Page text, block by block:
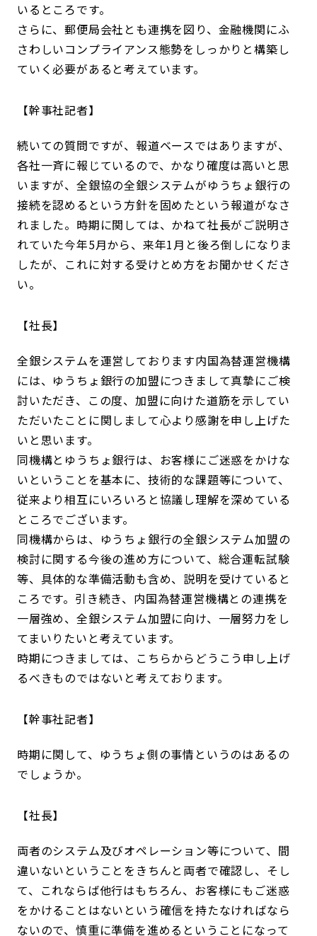
いるところです。
さらに、郵便局会社とも連携を図り、金融機関にふ
さわしいコンプライアンス態勢をしっかりと構築し
ていく必要があると考えています。
幹事社記者
続いての質問ですが、報道ベースではありますが、
各社一斉に報じているので、かなり確度は高いと思
いますが、全銀協の全銀システムがゆうちょ銀行の
接続を認めるという方針を固めたという報道がなさ
れました。時期に関しては、かねて社長がご説明さ
れていた今年5月から、来年1月と後ろ倒しになりま
したが、これに対する受けとめ方をお聞かせくださ
い。
社長
全銀システムを運営しております内国為替運営機構
には、ゆうちょ銀行の加盟につきまして真摯にご検
討いただき、この度、加盟に向けた道筋を示してい
ただいたことに関しまして心より感謝を申し上げた
いと思います。
同機構とゆうちょ銀行は、お客様にご迷惑をかけな
いということを基本に、技術的な課題等について、
従来より相互にいろいろと協議し理解を深めている
ところでございます。
同機構からは、ゆうちょ銀行の全銀システム加盟の
検討に関する今後の進め方について、総合運転試験
等、具体的な準備活動も含め、説明を受けていると
ころです。引き続き、内国為替運営機構との連携を
一層強め、全銀システム加盟に向け、一層努力をし
てまいりたいと考えています。
時期につきましては、こちらからどうこう申し上げ
るべきものではないと考えております。
幹事社記者
時期に関して、ゆうちょ側の事情というのはあるの
でしょうか。
社長
両者のシステム及びオペレーション等について、間
違いないということをきちんと両者で確認し、そし
て、これならば他行はもちろん、お客様にもご迷惑
をかけることはないという確信を持たなければなら
ないので、慎重に準備を進めるということになって